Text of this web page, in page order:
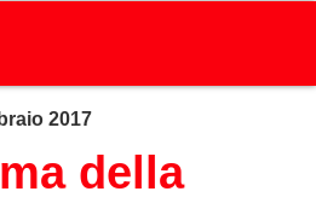
2017
della